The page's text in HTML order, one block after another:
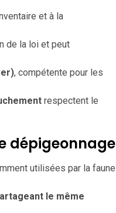
et à la
de la loi et peut
, compétente pour les
respectent le
dépigeonnage
utilisées par la faune
le même